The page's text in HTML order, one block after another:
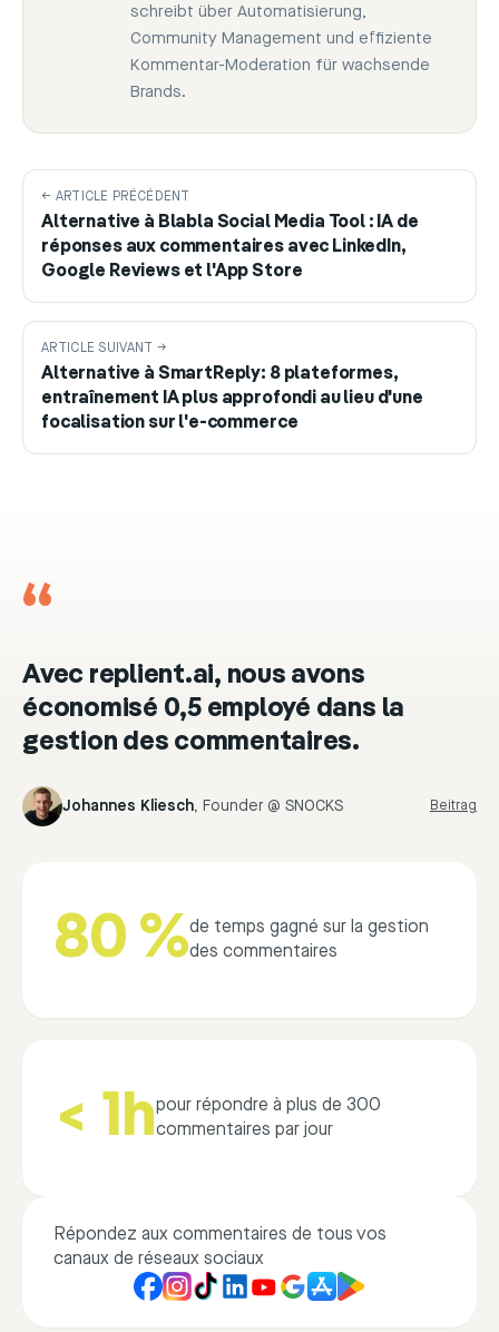
schreibt über Automatisierung,
Community Management und effiziente
Kommentar-Moderation für wachsende
Brands.
← ARTICLE PRÉCÉDENT
Alternative à Blabla Social Media Tool : IA de
réponses aux commentaires avec LinkedIn,
Google Reviews et l'App Store
ARTICLE SUIVANT →
Alternative à SmartReply: 8 plateformes,
entraînement IA plus approfondi au lieu d'une
focalisation sur l'e-commerce
“
Avec replient.ai, nous avons
économisé 0,5 employé dans la
gestion des commentaires.
Johannes Kliesch, Founder @ SNOCKS Beitrag
80 %de temps gagné sur la gestion
des commentaires
< 1hpour répondre à plus de 300
commentaires par jour
Répondez aux commentaires de tous vos
canaux de réseaux sociaux